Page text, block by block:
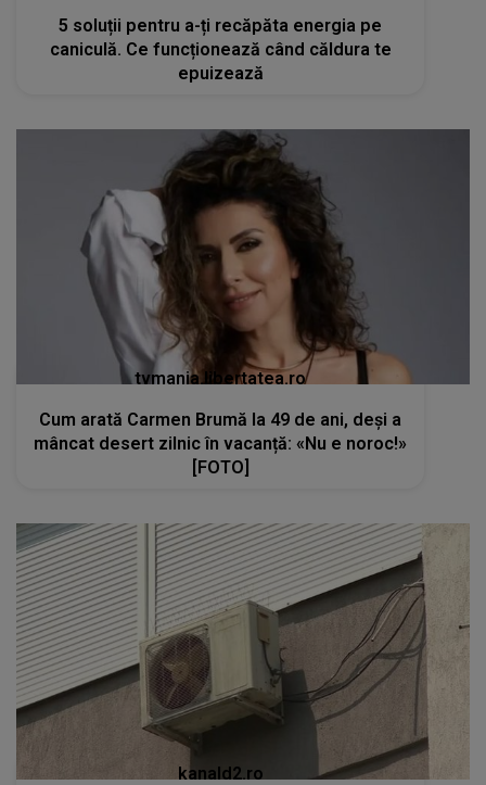
5 soluții pentru a-ți recăpăta energia pe
caniculă. Ce funcționează când căldura te
epuizează
tvmania.libertatea.ro
Cum arată Carmen Brumă la 49 de ani, deși a
mâncat desert zilnic în vacanță: «Nu e noroc!»
[FOTO]
kanald2.ro